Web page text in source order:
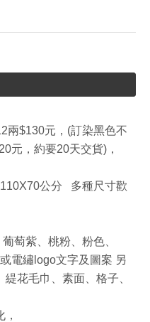
兩$130元，(訂染黑色不
元，約要20天交貨)，
公分 多種尺寸歡
萄紫、桃粉、粉色、
電繡logo文字及圖案 另
花毛巾、素面、格子、